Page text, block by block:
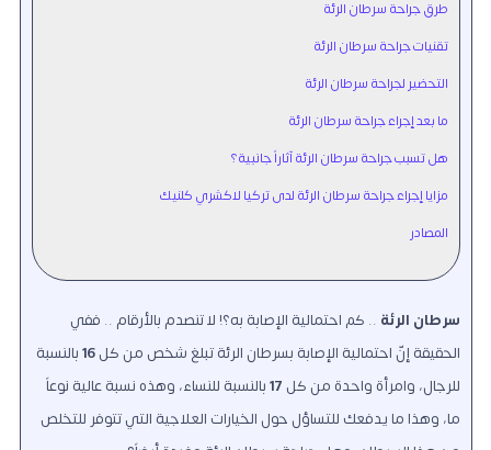
طرق جراحة سرطان الرئة
تقنيات جراحة سرطان الرئة
التحضير لجراحة سرطان الرئة
ما بعد إجراء جراحة سرطان الرئة
هل تسبب جراحة سرطان الرئة آثاراً جانبية؟
مزايا إجراء جراحة سرطان الرئة لدى تركيا لاكشري كلنيك
المصادر
سرطان الرئة .. كم احتمالية الإصابة به؟! لا تنصدم بالأرقام .. ففي
الحقيقة إنّ احتمالية الإصابة بسرطان الرئة تبلغ شخص من كل16بالنسبة
للرجال، وامرأة واحدة من كل 17بالنسبة للنساء، وهذه نسبة عالية نوعاً
ما، وهذا ما يدفعك للتساؤل حول الخيارات العلاجية التي تتوفر للتخلص